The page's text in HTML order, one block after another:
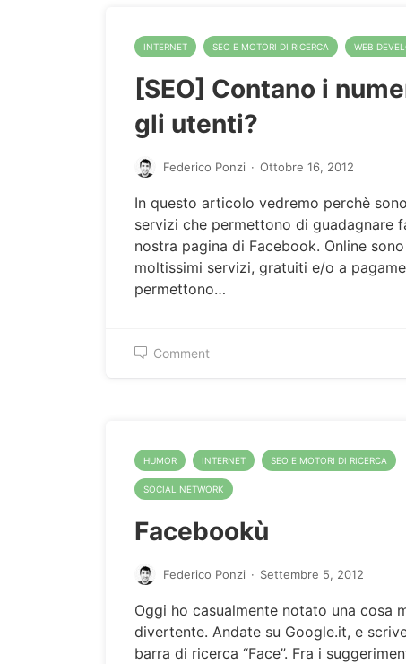
INTERNET SEO E MOTORI DI RICERCA WEB
[SEO] Contano i
gli utenti?
Federico Ponzi · Ottobre 16, 2012
In questo articolo vedremo perchè
servizi che permettono di guadagnare
nostra pagina di Facebook. Online
moltissimi servizi, gratuiti e/o a
permettono…
Comment
HUMOR INTERNET SEO E MOTORI DI RICERCA
SOCIAL NETWORK
Facebookù
Federico Ponzi · Settembre 5, 2012
Oggi ho casualmente notato una cosa
divertente. Andate su Google.it, e
barra di ricerca “Face”. Fra i